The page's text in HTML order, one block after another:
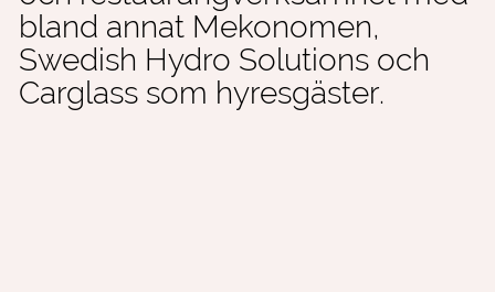
bland annat Mekonomen,
Swedish Hydro Solutions och
Carglass som hyresgäster.